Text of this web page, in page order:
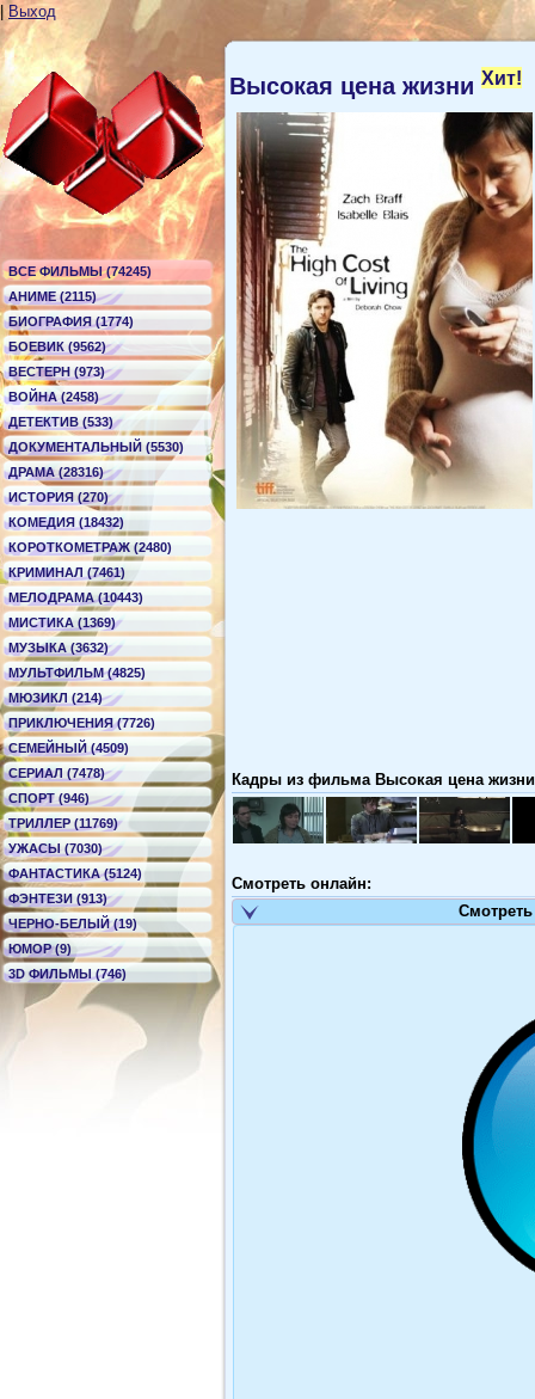
Выход
ВСЕ ФИЛЬМЫ (74245)
АНИМЕ (2115)
БИОГРАФИЯ (1774)
БОЕВИК (9562)
ВЕСТЕРН (973)
ВОЙНА (2458)
ДЕТЕКТИВ (533)
ДОКУМЕНТАЛЬНЫЙ (5530)
ДРАМА (28316)
ИСТОРИЯ (270)
КОМЕДИЯ (18432)
КОРОТКОМЕТРАЖ (2480)
КРИМИНАЛ (7461)
МЕЛОДРАМА (10443)
МИСТИКА (1369)
МУЗЫКА (3632)
МУЛЬТФИЛЬМ (4825)
МЮЗИКЛ (214)
ПРИКЛЮЧЕНИЯ (7726)
СЕМЕЙНЫЙ (4509)
СЕРИАЛ (7478)
СПОРТ (946)
ТРИЛЛЕР (11769)
УЖАСЫ (7030)
ФАНТАСТИКА (5124)
ФЭНТЕЗИ (913)
ЧЕРНО-БЕЛЫЙ (19)
ЮМОР (9)
3D ФИЛЬМЫ (746)
Высокая цена жизни Хит!
Кадры из фильма Высокая цена
Смотреть онлайн: